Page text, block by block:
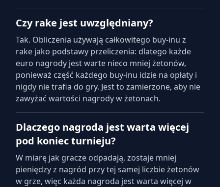
Czy rake jest uwzględniany?
Tak. Obliczenia używają całkowitego buy-inu z
rake jako podstawy przeliczenia: dlatego każde
euro nagrody jest warte nieco mniej żetonów,
ponieważ część każdego buy-inu idzie na opłaty i
nigdy nie trafia do gry. Jest to zamierzone, aby nie
zawyżać wartości nagrody w żetonach.
Dlaczego nagroda jest warta więcej
pod koniec turnieju?
W miarę jak gracze odpadają, zostaje mniej
pieniędzy z nagród przy tej samej liczbie żetonów
w grze, więc każda nagroda jest warta więcej w